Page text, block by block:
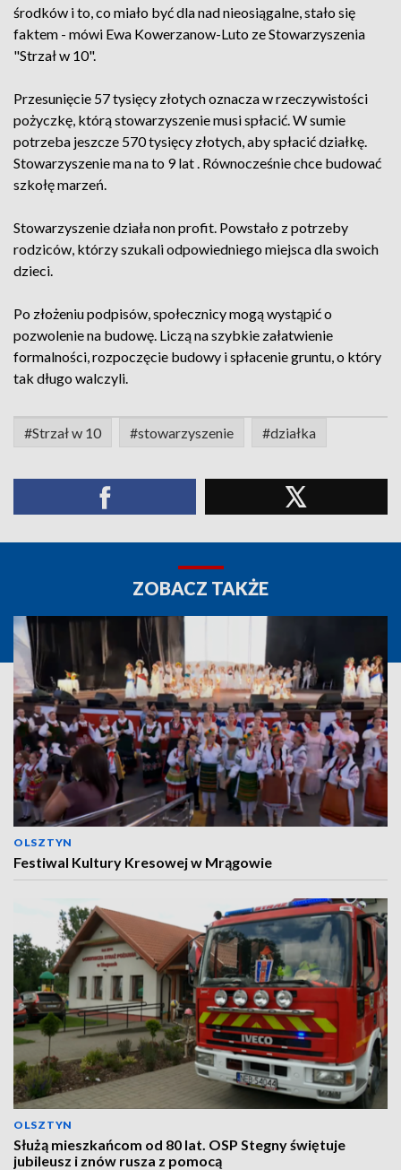
środków i to, co miało być dla nad nieosiągalne, stało się
faktem - mówi Ewa Kowerzanow-Luto ze Stowarzyszenia
"Strzał w 10".
Przesunięcie 57 tysięcy złotych oznacza w rzeczywistości
pożyczkę, którą stowarzyszenie musi spłacić. W sumie
potrzeba jeszcze 570 tysięcy złotych, aby spłacić działkę.
Stowarzyszenie ma na to 9 lat . Równocześnie chce budować
szkołę marzeń.
Stowarzyszenie działa non profit. Powstało z potrzeby
rodziców, którzy szukali odpowiedniego miejsca dla swoich
dzieci.
Po złożeniu podpisów, społecznicy mogą wystąpić o
pozwolenie na budowę. Liczą na szybkie załatwienie
formalności, rozpoczęcie budowy i spłacenie gruntu, o który
tak długo walczyli.
#Strzał w 10 #stowarzyszenie #działka
ZOBACZ TAKŻE
OLSZTYN
Festiwal Kultury Kresowej w Mrągowie
OLSZTYN
Służą mieszkańcom od 80 lat. OSP Stegny świętuje
jubileusz i znów rusza z pomocą